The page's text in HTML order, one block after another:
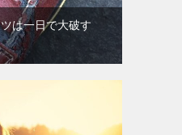
は一日で大破す